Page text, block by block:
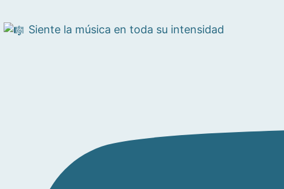
Siente la música en toda su intensidad